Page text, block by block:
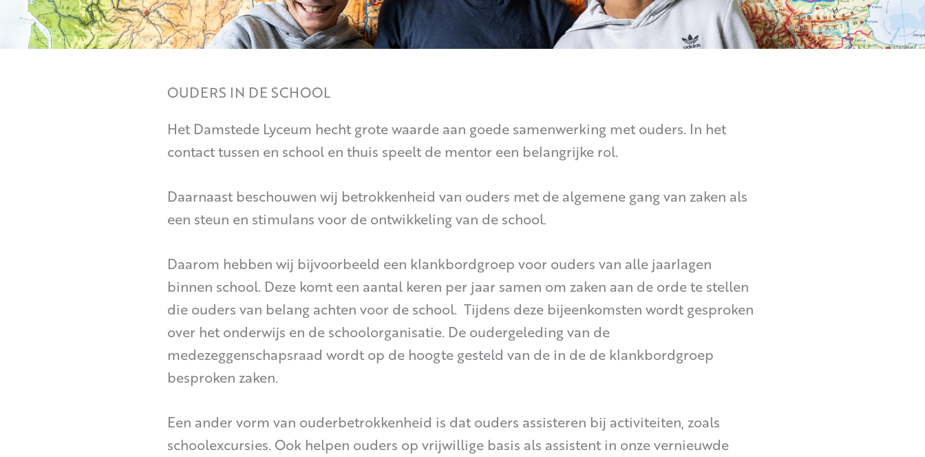
OUDERS IN DE SCHOOL
Het Damstede Lyceum hecht grote waarde aan goede samenwerking met ouders. In het
contact tussen en school en thuis speelt de mentor een belangrijke rol.
Daarnaast beschouwen wij betrokkenheid van ouders met de algemene gang van zaken als
een steun en stimulans voor de ontwikkeling van de school.
Daarom hebben wij bijvoorbeeld een klankbordgroep voor ouders van alle jaarlagen
binnen school. Deze komt een aantal keren per jaar samen om zaken aan de orde te stellen
die ouders van belang achten voor de school. Tijdens deze bijeenkomsten wordt gesproken
over het onderwijs en de schoolorganisatie. De oudergeleding van de
medezeggenschapsraad wordt op de hoogte gesteld van de in de de klankbordgroep
besproken zaken.
Een ander vorm van ouderbetrokkenheid is dat ouders assisteren bij activiteiten, zoals
schoolexcursies. Ook helpen ouders op vrijwillige basis als assistent in onze vernieuwde